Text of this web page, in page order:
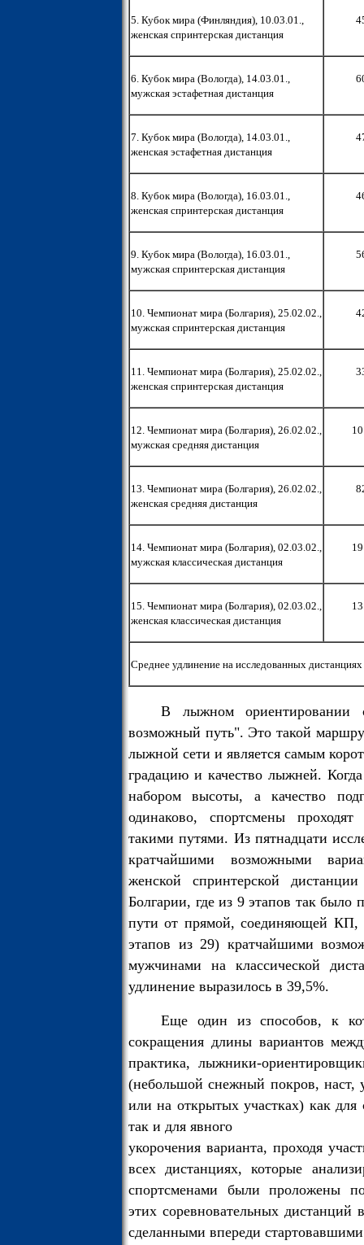
5. Кубок мира (Финляндия), 10.03.01.,
женская спринтерская дистанция
6. Кубок мира (Вологда), 14.03.01.,
мужская эстафетная дистанция
7. Кубок мира (Вологда), 14.03.01.,
женская эстафетная дистанция
8. Кубок мира (Вологда), 16.03.01.,
женская спринтерская дистанция
9. Кубок мира (Вологда), 16.03.01.,
мужская спринтерская дистанция
10. Чемпионат мира (Болгария), 25.02.02.,
мужская спринтерская дистанция
11. Чемпионат мира (Болгария), 25.02.02.,
женская спринтерская дистанция
12. Чемпионат мира (Болгария), 26.02.02.,
мужская средняя дистанция
13. Чемпионат мира (Болгария), 26.02.02.,
женская средняя дистанция
14. Чемпионат мира (Болгария), 02.03.02.,
мужская классическая дистанция
15. Чемпионат мира (Болгария), 02.03.02.,
женская классическая дистанция
Среднее удлинение на исследованных
В лыжном ориентировании
возможный путь". Это такой
лыжной сети и является самым
градацию и качество лыжней.
набором высоты, а качество
одинаково, спортсмены
такими путями. Из пятнадцати
кратчайшими возможными
женской спринтерской
Болгарии, где из 9 этапов так
пути от прямой, соединяющей КП,
этапов из 29) кратчайшими
мужчинами на классической
удлинение выразилось в 39,5%.
Еще один из способов, к
сокращения длины вариантов
практика, лыжники-
(небольшой снежный покров, наст,
или на открытых участках) как
так и для явного
укорочения варианта, проходя
всех дистанциях, которые
спортсменами были проложены
этих соревновательных
сделанными впереди